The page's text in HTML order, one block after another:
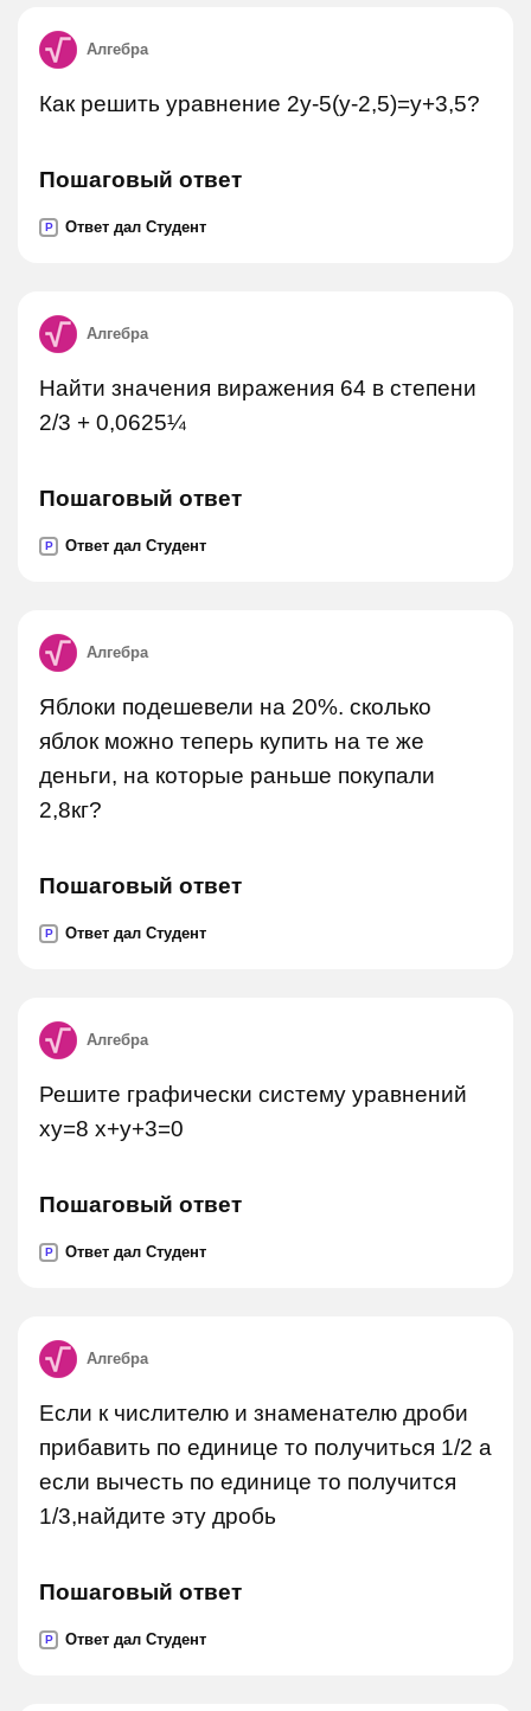
Алгебра
Как решить уравнение 2y-5(y-2,5)=y+3,5?
Пошаговый ответ
P Ответ дал Студент
Алгебра
Найти значения виражения 64 в степени
2/3 + 0,0625¼
Пошаговый ответ
P Ответ дал Студент
Алгебра
Яблоки подешевели на 20%. сколько
яблок можно теперь купить на те же
деньги, на которые раньше покупали
2,8кг?
Пошаговый ответ
P Ответ дал Студент
Алгебра
Решите графически систему уравнений
xy=8 x+y+3=0
Пошаговый ответ
P Ответ дал Студент
Алгебра
Если к числителю и знаменателю дроби
прибавить по единице то получиться 1/2 а
если вычесть по единице то получится
1/3,найдите эту дробь
Пошаговый ответ
P Ответ дал Студент